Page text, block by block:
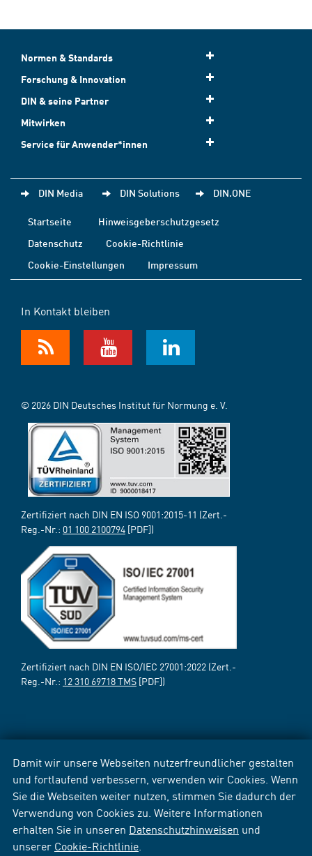
Damit wir unsere Webseiten nutzerfreundlicher gestalten
und fortlaufend verbessern, verwenden wir Cookies. Wenn
Sie die Webseiten weiter nutzen, stimmen Sie dadurch der
Verwendung von Cookies zu. Weitere Informationen
erhalten Sie in unseren Datenschutzhinweisen und
unserer Cookie-Richtlinie
Normen & Standards
Forschung & Innovation
DIN & seine Partner
Mitwirken
Service für Anwender*innen
DIN Media DIN Solutions DIN.ONE
Startseite
Hinweisgeberschutzgesetz
Datenschutz
Cookie-Richtlinie
Cookie-Einstellungen
Impressum
In Kontakt bleiben
© 2026 DIN Deutsches Institut für Normung e. V.
Zertifiziert nach DIN EN ISO 9001:2015-11 (Zert.-
Reg.-Nr.: 01 100 2100794 [PDF])
Zertifiziert nach DIN EN ISO/IEC 27001:2022 (Zert.-
Reg.-Nr.: 12 310 69718 TMS [PDF])